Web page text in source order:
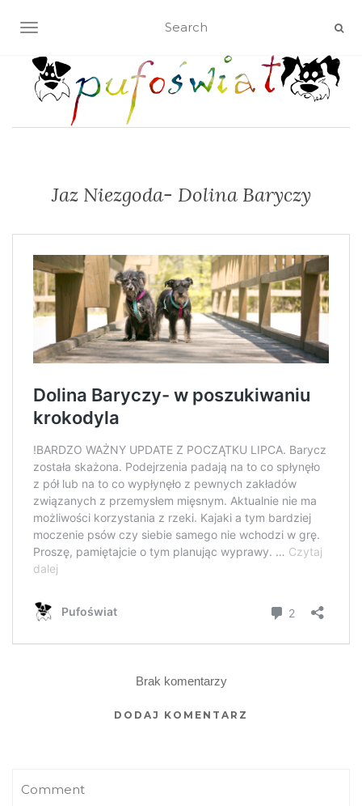
TOGGLE NAVIGATION
Jaz Niezgoda- Dolina Baryczy
Brak komentarzy
DODAJ KOMENTARZ